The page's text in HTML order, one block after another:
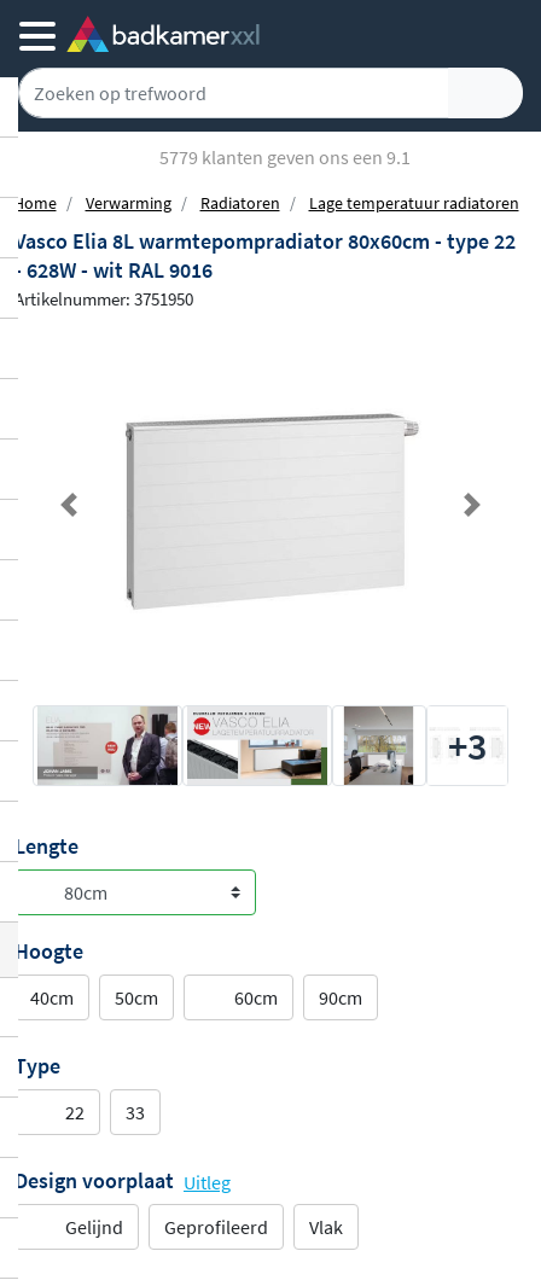
5779 klanten geven ons een 9.1
Home Verwarming Radiatoren Lage temperatuur radiatoren
Vasco Elia 8L warmtepompradiator 80x60cm - type 22
- 628W - wit RAL 9016
Artikelnummer: 3751950
Previous Next
+3
Lengte
Hoogte
40cm 50cm 60cm 90cm
Type
22 33
Design voorplaat Uitleg
Gelijnd
Geprofileerd Vlak